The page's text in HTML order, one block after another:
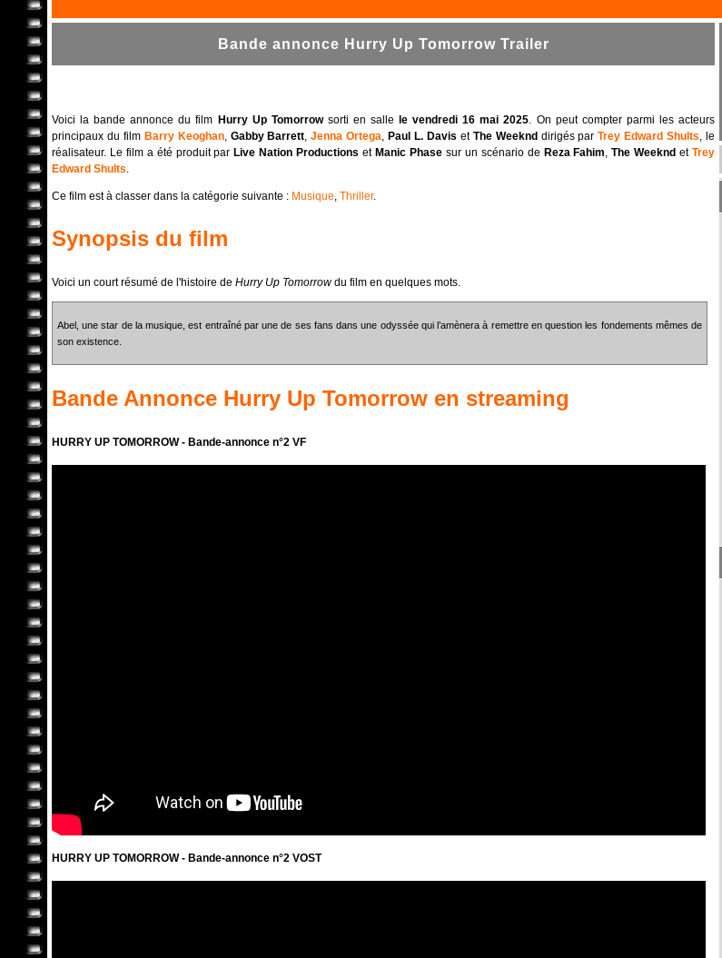
Bande annonce Hurry Up Tomorrow Trailer
Voici la bande annonce du film Hurry Up Tomorrowsorti en salle le vendredi 16 mai 2025. On peut compter parmi les acteurs
principaux du film Barry Keoghan, Gabby Barrett,Jenna Ortega, Paul L. Davis et The Weeknd dirigés parTrey Edward Shults, le
réalisateur. Le film a été produit par Live Nation Productions et Manic Phasesur un scénario de Reza Fahim,The Weeknd etTrey
Edward Shults.
Ce film est à classer dans la catégorie suivante : Musique, Thriller.
Synopsis du film
Voici un court résumé de l'histoire de Hurry Up Tomorrowdu film en quelques mots.
Abel, une star de la musique, est entraîné par une de ses fans dans une odyssée qui l’amènera à remettre en question les fondements mêmes de
son existence.
Bande Annonce Hurry Up Tomorrow en streaming
HURRY UP TOMORROW - Bande-annonce n°2 VF
HURRY UP TOMORROW - Bande-annonce n°2 VOST